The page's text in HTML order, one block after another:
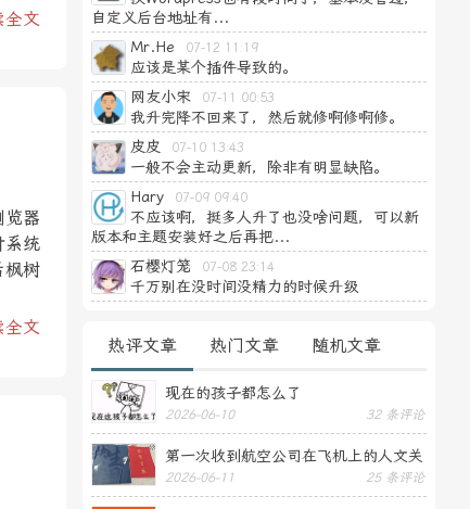
全文
览器
系统
枫树
全文
自定义后台地址有...
Mr.He
07-12 11:19
应该是某个插件导致的。
网友小宋
07-11 00:53
我升完降不回来了，然后就修啊修啊修。
皮皮
07-10 13:43
一般不会主动更新，除非有明显缺陷。
Hary
07-09 09:40
不应该啊，挺多人升了也没啥问题，可以新
版本和主题安装好之后再把...
石樱灯笼
07-08 23:14
千万别在没时间没精力的时候升级
热评文章 热门文章 随机文章
现在的孩子都怎么了
2026-06-10 32 条评论
第一次收到航空公司在飞机上的人文关
怀——送生日贺卡
2026-06-11 25 条评论